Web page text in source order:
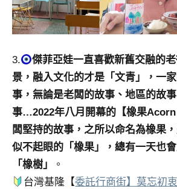
3.
傑菲亞娃一直喜歡新舊交融的
景，融入文化的才是「文青」，一
事，無論是老闆的故事、地區的故
事…2022年八月開幕的【橡果
闆堅持的故事，之所以命名為橡果
似不起眼的「橡果」，總有一天也
「橡樹」
。
台灣基隆【委託行商街】莫忘初